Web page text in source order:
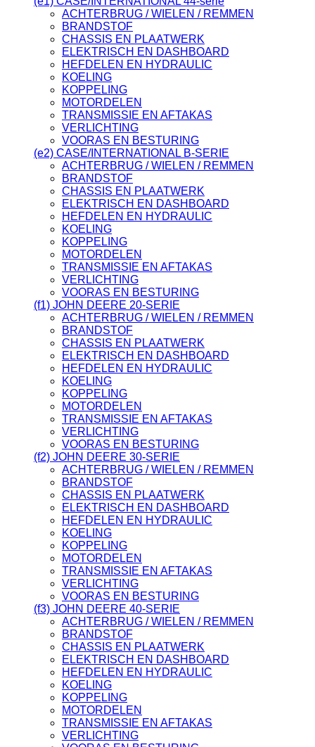
ACHTERBRUG / WIELEN / REMMEN
BRANDSTOF
CHASSIS EN PLAATWERK
ELEKTRISCH EN DASHBOARD
HEFDELEN EN HYDRAULIC
KOELING
KOPPELING
MOTORDELEN
TRANSMISSIE EN AFTAKAS
VERLICHTING
VOORAS EN BESTURING
(e2) CASE/INTERNATIONAL B-SERIE
ACHTERBRUG / WIELEN / REMMEN
BRANDSTOF
CHASSIS EN PLAATWERK
ELEKTRISCH EN DASHBOARD
HEFDELEN EN HYDRAULIC
KOELING
KOPPELING
MOTORDELEN
TRANSMISSIE EN AFTAKAS
VERLICHTING
VOORAS EN BESTURING
(f1) JOHN DEERE 20-SERIE
ACHTERBRUG / WIELEN / REMMEN
BRANDSTOF
CHASSIS EN PLAATWERK
ELEKTRISCH EN DASHBOARD
HEFDELEN EN HYDRAULIC
KOELING
KOPPELING
MOTORDELEN
TRANSMISSIE EN AFTAKAS
VERLICHTING
VOORAS EN BESTURING
(f2) JOHN DEERE 30-SERIE
ACHTERBRUG / WIELEN / REMMEN
BRANDSTOF
CHASSIS EN PLAATWERK
ELEKTRISCH EN DASHBOARD
HEFDELEN EN HYDRAULIC
KOELING
KOPPELING
MOTORDELEN
TRANSMISSIE EN AFTAKAS
VERLICHTING
VOORAS EN BESTURING
(f3) JOHN DEERE 40-SERIE
ACHTERBRUG / WIELEN / REMMEN
BRANDSTOF
CHASSIS EN PLAATWERK
ELEKTRISCH EN DASHBOARD
HEFDELEN EN HYDRAULIC
KOELING
KOPPELING
MOTORDELEN
TRANSMISSIE EN AFTAKAS
VERLICHTING